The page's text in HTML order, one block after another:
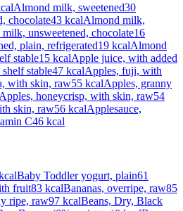
Almond milk, sweetened30
chocolate43 kcalAlmond milk,
unsweetened, chocolate16
plain, refrigerated19 kcalAlmond
stable15 kcalApple juice, with added
stable47 kcalApples, fuji, with
with skin, raw55 kcalApples, granny
Apples, honeycrisp, with skin, raw54
skin, raw56 kcalApplesauce,
C46 kcal
Baby Toddler yogurt, plain61
fruit83 kcalBananas, overripe, raw85
ripe, raw97 kcalBeans, Dry, Black